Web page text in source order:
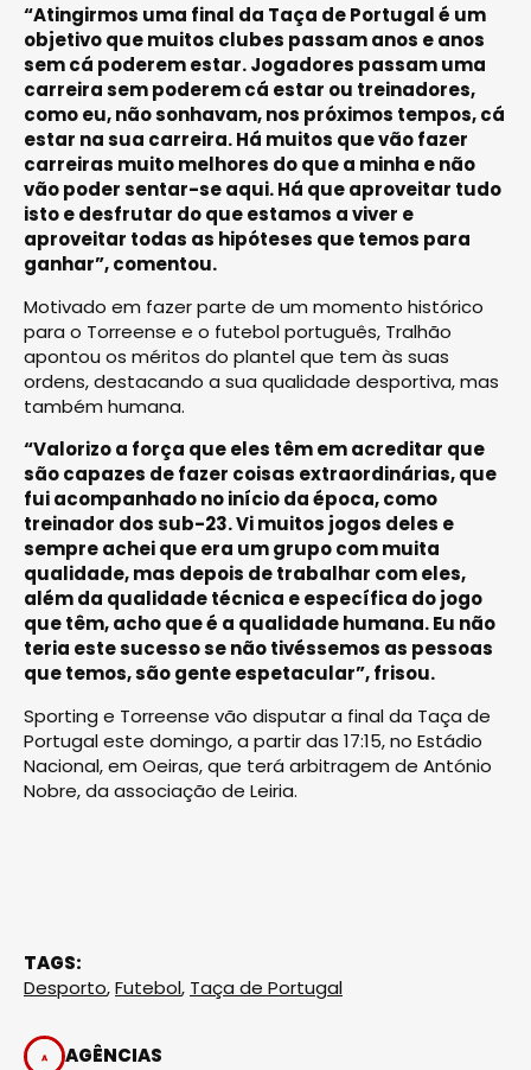
“Atingirmos uma final da Taça de Portugal é um
objetivo que muitos clubes passam anos e anos
sem cá poderem estar. Jogadores passam uma
carreira sem poderem cá estar ou treinadores,
como eu, não sonhavam, nos próximos tempos, cá
estar na sua carreira. Há muitos que vão fazer
carreiras muito melhores do que a minha e não
vão poder sentar-se aqui. Há que aproveitar tudo
isto e desfrutar do que estamos a viver e
aproveitar todas as hipóteses que temos para
ganhar”, comentou.
Motivado em fazer parte de um momento histórico
para o Torreense e o futebol português, Tralhão
apontou os méritos do plantel que tem às suas
ordens, destacando a sua qualidade desportiva, mas
também humana.
“Valorizo a força que eles têm em acreditar que
são capazes de fazer coisas extraordinárias, que
fui acompanhado no início da época, como
treinador dos sub-23. Vi muitos jogos deles e
sempre achei que era um grupo com muita
qualidade, mas depois de trabalhar com eles,
além da qualidade técnica e específica do jogo
que têm, acho que é a qualidade humana. Eu não
teria este sucesso se não tivéssemos as pessoas
que temos, são gente espetacular”, frisou.
Sporting e Torreense vão disputar a final da Taça de
Portugal este domingo, a partir das 17:15, no Estádio
Nacional, em Oeiras, que terá arbitragem de António
Nobre, da associação de Leiria.
TAGS:
Desporto,Futebol, Taça de Portugal
AGÊNCIAS